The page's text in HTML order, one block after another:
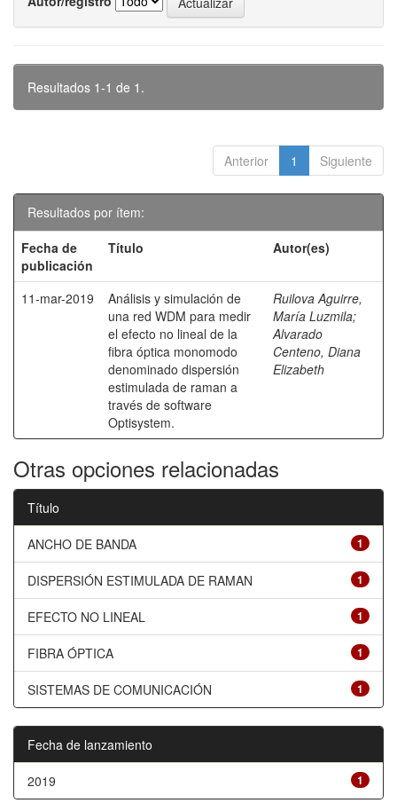
Resultados 1-1 de 1.
Anterior 1 Siguiente
Resultados por ítem:
Fecha de
publicación
Título Autor(es)
11-mar-2019
Análisis y simulación de
una red WDM para medir
el efecto no lineal de la
fibra óptica monomodo
denominado dispersión
estimulada de raman a
través de software
Optisystem.
Ruilova Aguirre,
María Luzmila;
Alvarado
Centeno, Diana
Elizabeth
Otras opciones relacionadas
Título
1
ANCHO DE BANDA
1
DISPERSIÓN ESTIMULADA DE RAMAN
1
EFECTO NO LINEAL
1
FIBRA ÓPTICA
1
SISTEMAS DE COMUNICACIÓN
Fecha de lanzamiento
1
2019